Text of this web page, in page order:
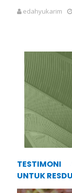
edahyukarim
TESTIMONI
UNTUK